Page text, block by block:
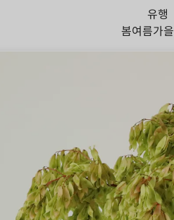
유행
봄여름가을